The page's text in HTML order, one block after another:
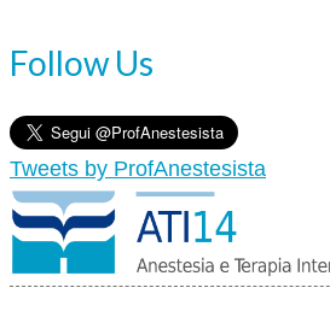
Follow Us
Tweets by ProfAnestesista